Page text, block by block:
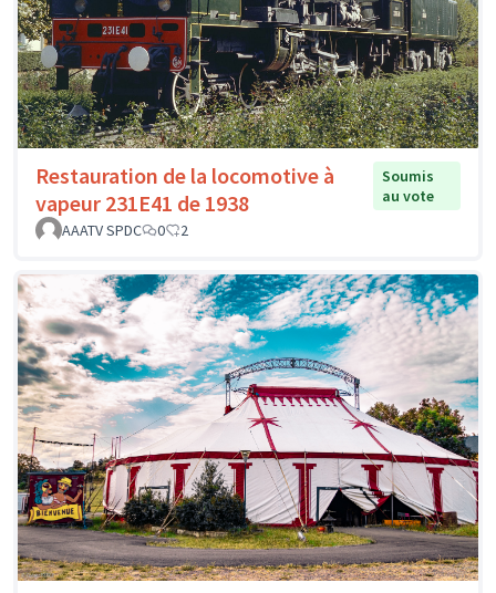
Restauration de la locomotive à
vapeur 231E41 de 1938
Soumis
au vote
AAATV SPDC
0 2